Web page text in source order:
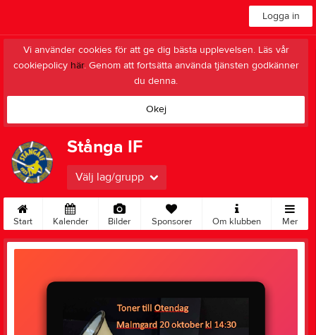
Logga in
Vi använder cookies för att ge dig bästa upplevelsen. Läs vår
cookiepolicy här. Genom att fortsätta använda tjänsten godkänner
du denna.
Okej
Stånga IF
Välj lag/grupp
Start Kalender Bilder Sponsorer Om klubben Mer